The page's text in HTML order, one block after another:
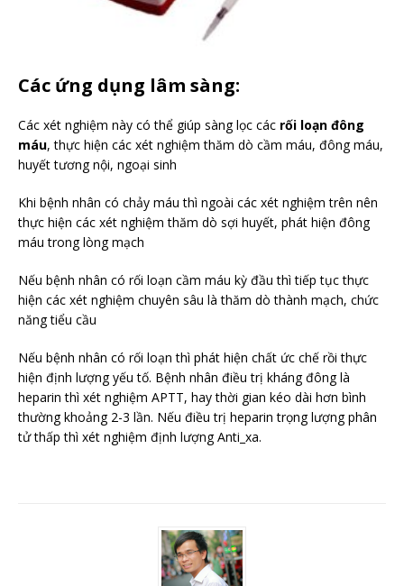
Các ứng dụng lâm sàng:
Các xét nghiệm này có thể giúp sàng lọc các rối loạn đông
máu, thực hiện các xét nghiệm thăm dò cầm máu, đông máu,
huyết tương nội, ngoại sinh
Khi bệnh nhân có chảy máu thì ngoài các xét nghiệm trên nên
thực hiện các xét nghiệm thăm dò sợi huyết, phát hiện đông
máu trong lòng mạch
Nếu bệnh nhân có rối loạn cầm máu kỳ đầu thì tiếp tục thực
hiện các xét nghiệm chuyên sâu là thăm dò thành mạch, chức
năng tiểu cầu
Nếu bệnh nhân có rối loạn thì phát hiện chất ức chế rồi thực
hiện định lượng yếu tố. Bệnh nhân điều trị kháng đông là
heparin thì xét nghiệm APTT, hay thời gian kéo dài hơn bình
thường khoảng 2-3 lần. Nếu điều trị heparin trọng lượng phân
tử thấp thì xét nghiệm định lượng Anti_xa.